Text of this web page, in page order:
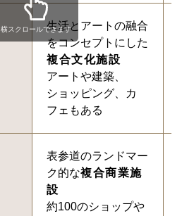
生活とアートの融合
をコンセプトにした
複合文化施設
アートや建築、
ショッピング、カ
フェもある
表参道のランドマー
ク的な複合商業施
設
約100のショップや
横スクロールできます